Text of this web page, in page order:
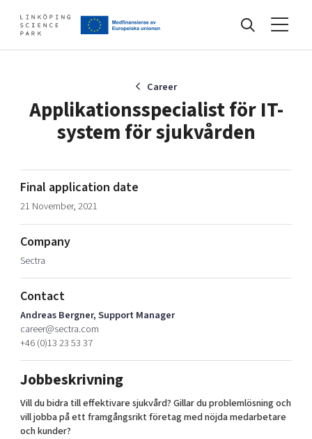
Find your network
Artificial intelligence
Cybersecurity
Internet of Things
Manufacturing industries
Global talent
Visual technologies
Shaping cities and regions
Bright East
East Sweden Tech Women
Reversed mentorship
Develop your company
Upgrade your skills & master new ones
Tech startups
Upscaling
Talent & skills
Startup & industry collaboration
Offers to boost your business
About
Our story, mission & vision
Our community of companies
Projects
Publications
Project toolbox
40 years anniversary
Today's lunch in Mjärdevi
Career
Applikationsspecialist för IT-
system för sjukvården
Final application date
21 November, 2021
Company
Sectra
Contact
Andreas Bergner, Support Manager
career@sectra.com
+46 (0)13 23 53 37
Jobbeskrivning
Vill du bidra till effektivare sjukvård? Gillar du problemlösning och
vill jobba på ett framgångsrikt företag med nöjda medarbetare
och kunder?